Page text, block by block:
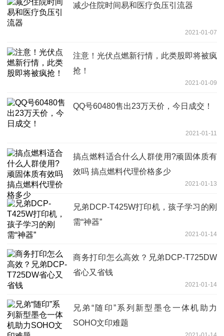
减少住院时间易和医疗负压引流器
2021-01-07
注意！光伏点燃新行情，此类股即将被疯
抢！
2021-01-09
QQ号60480售出23万天价，今日成交！
2021-01-11
搞点燃料适合什么人群使用?顽固体质有
效吗 搞点燃料代理价格多少
2021-01-13
兄弟DCP-T425W打印机，孩子学习的刚
需“神器”
2021-01-14
商务打印怎么高效？兄弟DCP-T725DW
省心又省钱
2021-01-14
兄弟“随印”系列新型墨仓一体机助力
SOHO文印难题